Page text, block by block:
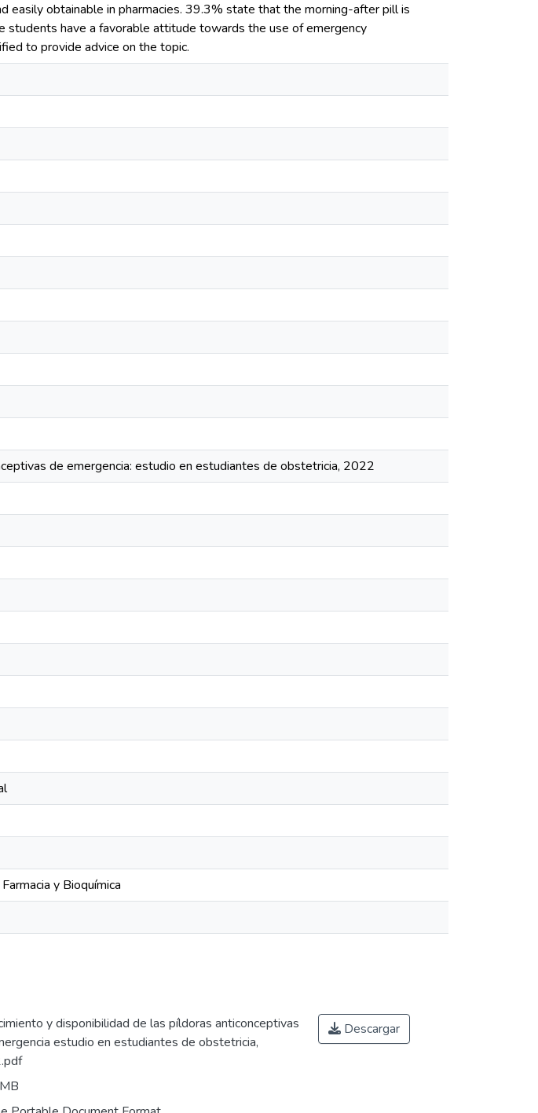
easily obtainable in pharmacies. 39.3% state that the morning-after pill is
students have a favorable attitude towards the use of emergency
to provide advice on the topic.
de emergencia: estudio en estudiantes de obstetricia, 2022
y Bioquímica
y disponibilidad de las píldoras anticonceptivas
estudio en estudiantes de obstetricia,
Descargar